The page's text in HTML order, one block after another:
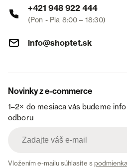
+421 948 922 444
(Pon - Pia 8:00 – 18:30)
info@shoptet.sk
Novinky z e-commerce
1–2× do mesiaca vás budeme
odboru
Vložením e-mailu súhlasíte s